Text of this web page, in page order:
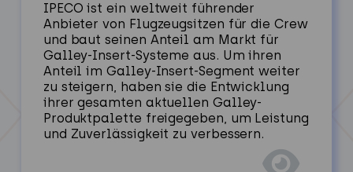
IPECO ist ein weltweit führender
Anbieter von Flugzeugsitzen für die Crew
und baut seinen Anteil am Markt für
Galley-Insert-Systeme aus. Um ihren
Anteil im Galley-Insert-Segment weiter
zu steigern, haben sie die Entwicklung
ihrer gesamten aktuellen Galley-
Produktpalette freigegeben, um Leistung
und Zuverlässigkeit zu verbessern.